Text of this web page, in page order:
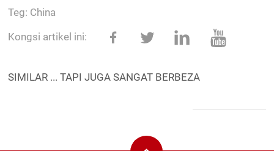
Teg: China
Kongsi artikel ini:
SIMILAR ... TAPI JUGA SANGAT BERBEZA